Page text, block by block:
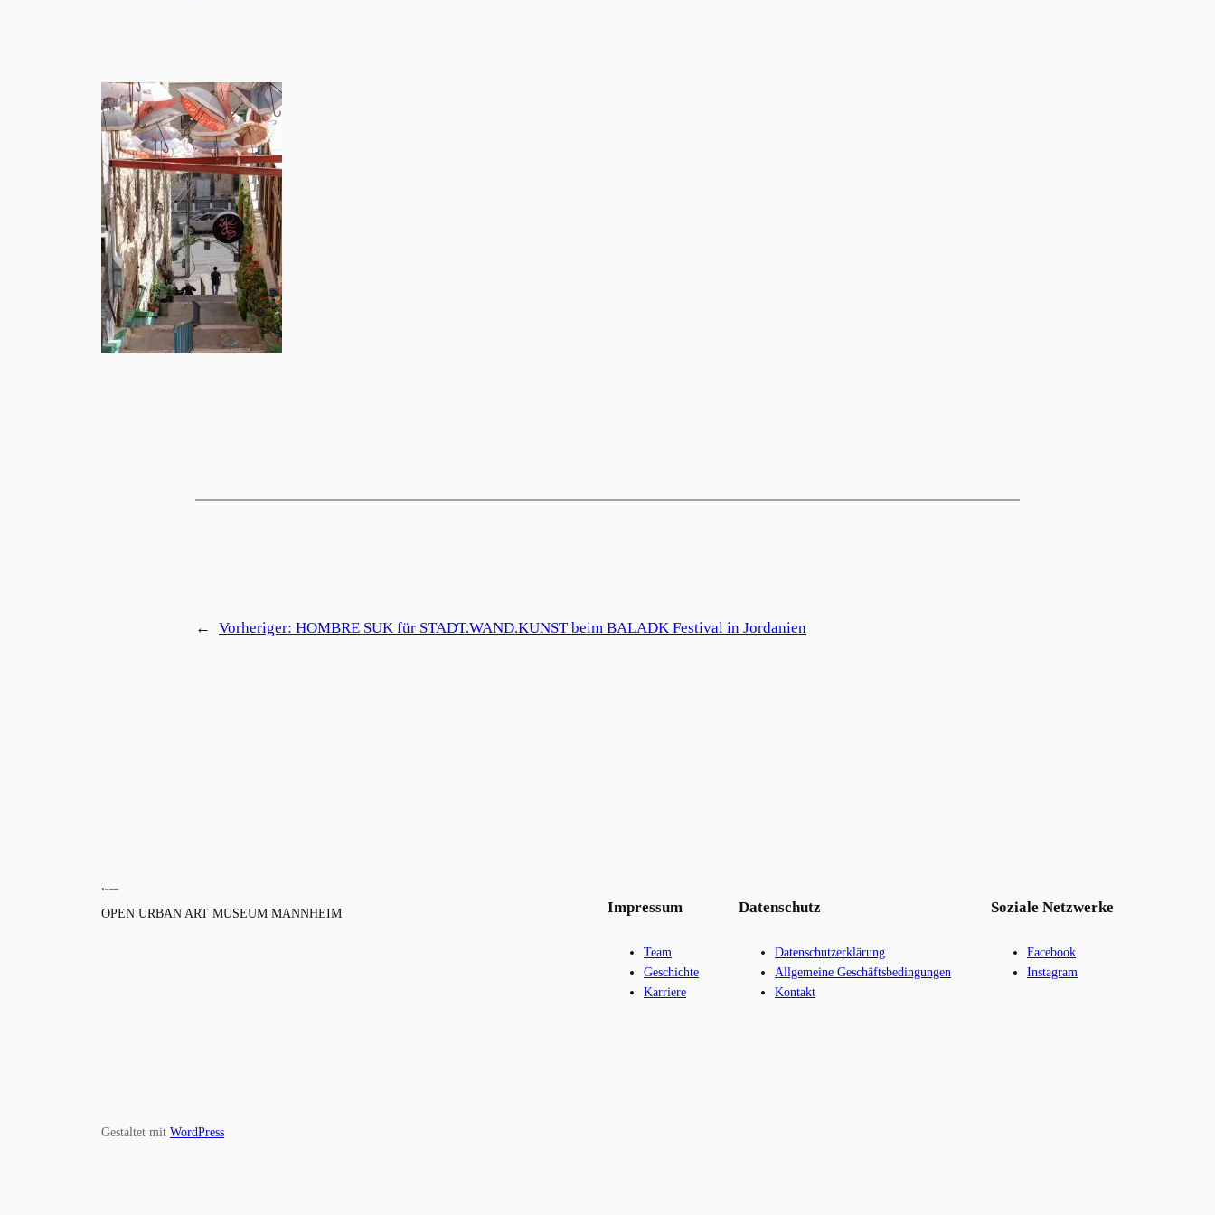
← Vorheriger: HOMBRE SUK für STADT.WAND.KUNST beim BALADK Festival in Jordanien
OPEN URBAN ART MUSEUM MANNHEIM Impressum
Team
Geschichte
Karriere
Datenschutz
Datenschutzerklärung
Allgemeine Geschäftsbedingungen
Kontakt
Soziale Netzwerke
Facebook
Instagram
Gestaltet mit WordPress